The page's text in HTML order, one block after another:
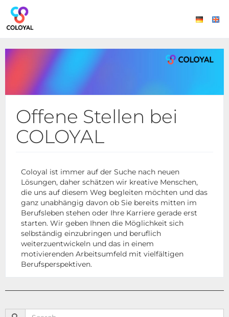
Offene Stellen bei
COLOYAL
Coloyal ist immer auf der Suche nach neuen
Lösungen, daher schätzen wir kreative Menschen,
die uns auf diesem Weg begleiten möchten und das
ganz unabhängig davon ob Sie bereits mitten im
Berufsleben stehen oder Ihre Karriere gerade erst
starten. Wir geben Ihnen die Möglichkeit sich
selbständig einzubringen und beruflich
weiterzuentwickeln und das in einem
motivierenden Arbeitsumfeld mit vielfältigen
Berufsperspektiven.